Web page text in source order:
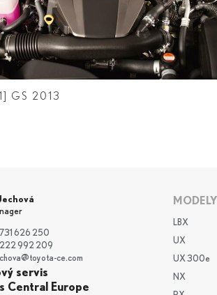
GS 2013
626 250
992 209
ce.com
servis
Central Europe
MODELY
LBX
UX
UX 300e
NX